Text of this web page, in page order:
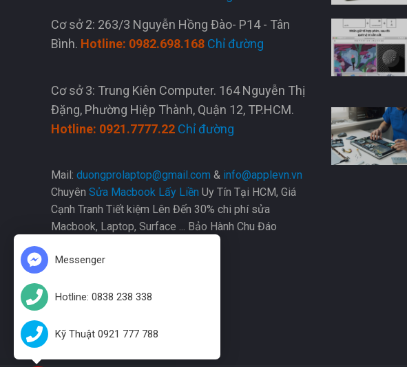
Cơ sở 2: 263/3 Nguyễn Hồng Đào- P14 - Tân
Bình. Hotline: 0982.698.168 Chỉ đường
Cơ sở 3: Trung Kiên Computer. 164 Nguyễn Thị
Đặng, Phường Hiệp Thành, Quận 12, TP.HCM.
Hotline: 0921.7777.22 Chỉ đường
Mail: duongprolaptop@gmail.com & info@applevn.vn
Chuyên Sửa Macbook Lấy Liền Uy Tín Tại HCM, Giá
Cạnh Tranh Tiết kiệm Lên Đến 30% chi phí sửa
Macbook, Laptop, Surface ... Bảo Hành Chu Đáo
Tool quản lý
Messenger
Hotline: 0838 238 338
Kỹ Thuật 0921 777 788